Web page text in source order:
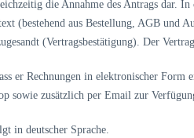
die Annahme des Antrags dar.
(bestehend aus Bestellung, AGB und
(Vertragsbestätigung). Der
er Rechnungen in elektronischer
sowie zusätzlich per Email zur
in deutscher Sprache.